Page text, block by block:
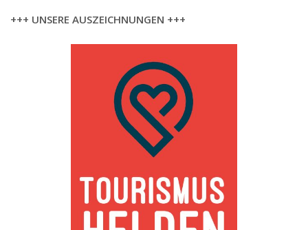
+++ UNSERE AUSZEICHNUNGEN +++